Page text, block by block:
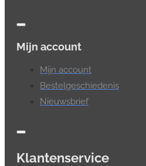
Mijn account
Mijn account
Bestelgeschiedenis
Nieuwsbrief
Klantenservice